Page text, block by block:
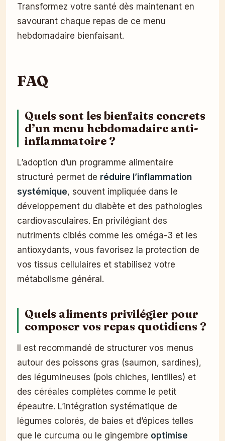
Transformez votre santé dès maintenant en
savourant chaque repas de ce menu
hebdomadaire bienfaisant.
FAQ
Quels sont les bienfaits concrets
d’un menu hebdomadaire anti-
inflammatoire ?
L’adoption d’un programme alimentaire
structuré permet de réduire l’inflammation
systémique, souvent impliquée dans le
développement du diabète et des pathologies
cardiovasculaires. En privilégiant des
nutriments ciblés comme les oméga-3 et les
antioxydants, vous favorisez la protection de
vos tissus cellulaires et stabilisez votre
métabolisme général.
Quels aliments privilégier pour
composer vos repas quotidiens ?
Il est recommandé de structurer vos menus
autour des poissons gras (saumon, sardines),
des légumineuses (pois chiches, lentilles) et
des céréales complètes comme le petit
épeautre. L’intégration systématique de
légumes colorés, de baies et d’épices telles
que le curcuma ou le gingembre optimise